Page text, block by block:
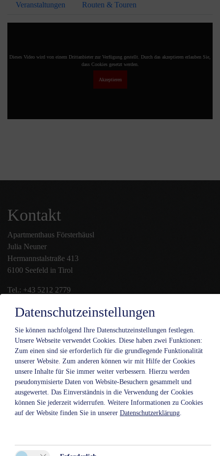
Veranstaltungen Routen & Touren
Dieses Video wird von einem Drittanbieter zur Verfügung gestellt. Durch das akzeptieren erlauben Sie,
dass Cookies gesetzt werden.
Akzeptieren
Kontakt
Apartmenthaus Försterhäusl
Julia Neuner
Hermannstalstraße 413
6100 Seefeld in Tirol
Tel.: +43 5212 2779
Datenschutzeinstellungen
Sie können nachfolgend Ihre Datenschutzeinstellungen festlegen.
Unsere Webseite verwendet Cookies. Diese haben zwei Funktionen:
Zum einen sind sie erforderlich für die grundlegende Funktionalität
unserer Website. Zum anderen können wir mit Hilfe der Cookies
unsere Inhalte für Sie immer weiter verbessern. Hierzu werden
pseudonymisierte Daten von Website-Besuchern gesammelt und
ausgewertet. Das Einverständnis in die Verwendung der Cookies
können Sie jederzeit widerrufen. Weitere Informationen zu Cookies
auf der Website finden Sie in unserer Datenschutzerklärung.